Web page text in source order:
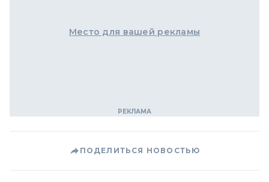
Место для вашей рекламы
ПОДЕЛИТЬСЯ НОВОСТЬЮ